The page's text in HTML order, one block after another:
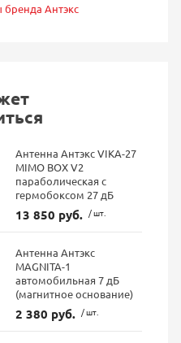
бренда Антэкс
Антенна Антэкс VIKA-27
MIMO BOX V2
параболическая с
гермобоксом 27 дБ
13 850 руб. / шт.
Антенна Антэкс
MAGNITA-1
автомобильная 7 дБ
(магнитное основание)
2 380 руб. / шт.